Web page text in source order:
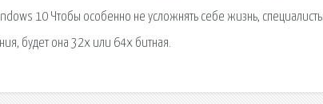
10 Чтобы особенно не усложнять себе жизнь,
будет она 32х или 64х битная.